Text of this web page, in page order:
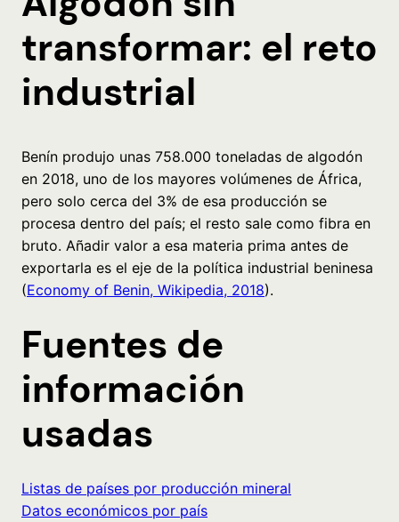
transformar: el reto
industrial
Benín produjo unas 758.000 toneladas de algodón
en 2018, uno de los mayores volúmenes de África,
pero solo cerca del 3% de esa producción se
procesa dentro del país; el resto sale como fibra en
bruto. Añadir valor a esa materia prima antes de
exportarla es el eje de la política industrial beninesa
(Economy of Benin, Wikipedia, 2018).
Fuentes de
información
usadas
Listas de países por producción mineral
Datos económicos por país